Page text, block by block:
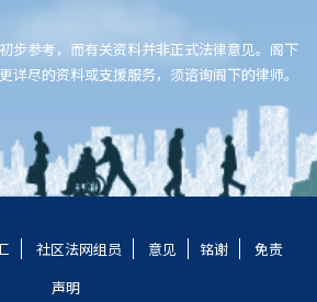
父母或监护人管有，我又是否须要负上法律
开，我只是被动地顺应她的提议而行，我又
亵行为表示同意，我是否犯法？
，例如要满足性欲，我的行为是否仍会被视作
步参考，而有关资料并非正式法律意见。阁下
详尽的资料或支援服务，须谘询阁下的律师。
社区法网组员 意见 铭谢
免责
声明